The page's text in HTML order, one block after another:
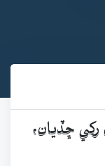
ڇڏيان،